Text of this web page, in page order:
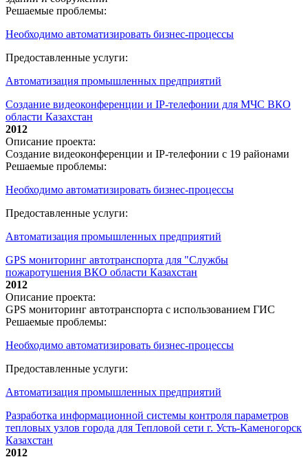
Решаемые проблемы:
Необходимо автоматизировать бизнес-процессы
Предоставленные услуги:
Автоматизация промышленных предприятий
Создание видеоконференции и IP-телефонии для МЧС ВКО
области Казахстан
2012
Описание проекта:
Создание видеоконференции и IP-телефонии с 19 районами
Решаемые проблемы:
Необходимо автоматизировать бизнес-процессы
Предоставленные услуги:
Автоматизация промышленных предприятий
GPS мониторинг автотранспорта для "Службы
пожаротушения ВКО области Казахстан
2012
Описание проекта:
GPS мониторинг автотранспорта с использованием ГИС
Решаемые проблемы:
Необходимо автоматизировать бизнес-процессы
Предоставленные услуги:
Автоматизация промышленных предприятий
Разработка информационной системы контроля параметров
тепловых узлов города для Тепловой сети г. Усть-Каменогорск
Казахстан
2012